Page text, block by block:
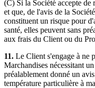
(C) Si la Société accepte de
et que, de l'avis de la
constituent un risque pour
santé, elles peuvent sans
aux frais du Client ou du
11. Le Client s'engage à ne
Marchandises nécessitant
préalablement donné un
température particulière à